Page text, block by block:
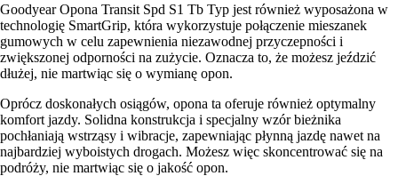
Goodyear Opona Transit Spd S1 Tb Typ jest również wyposażona w
technologię SmartGrip, która wykorzystuje połączenie mieszanek
gumowych w celu zapewnienia niezawodnej przyczepności i
zwiększonej odporności na zużycie. Oznacza to, że możesz jeździć
dłużej, nie martwiąc się o wymianę opon.
Oprócz doskonałych osiągów, opona ta oferuje również optymalny
komfort jazdy. Solidna konstrukcja i specjalny wzór bieżnika
pochłaniają wstrząsy i wibracje, zapewniając płynną jazdę nawet na
najbardziej wyboistych drogach. Możesz więc skoncentrować się na
podróży, nie martwiąc się o jakość opon.